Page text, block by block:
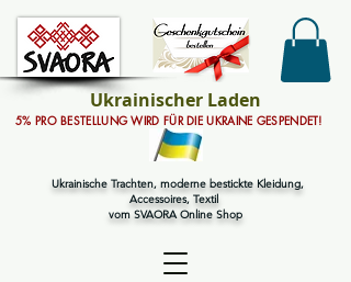
Ukrainische Trachten, moderne bestickte Kleidung,
Accessoires, Textil
vom SVAORA Online Shop
5% PRO BESTELLUNG WIRD FÜR DIE UKRAINE GESPENDET!
Ukrainischer Laden